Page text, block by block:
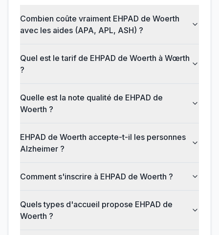
Combien coûte vraiment EHPAD de Woerth
avec les aides (APA, APL, ASH) ?
Quel est le tarif de EHPAD de Woerth à Wœrth
?
Quelle est la note qualité de EHPAD de
Woerth ?
EHPAD de Woerth accepte-t-il les personnes
Alzheimer ?
Comment s'inscrire à EHPAD de Woerth ?
Quels types d'accueil propose EHPAD de
Woerth ?